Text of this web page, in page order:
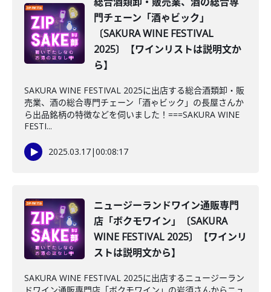
門チェーン「酒ゃビック」
〔SAKURA WINE FESTIVAL
2025〕【ワインリストは説明文か
ら】
SAKURA WINE FESTIVAL 2025に出店する総合酒類卸・販
売業、酒の総合専門チェーン「酒ゃビック」の長屋さんか
ら出品銘柄の特徴などを伺いました！===SAKURA WINE
FESTI...
2025.03.17|00:08:17
ニュージーランドワイン通販専門
店「ボクモワイン」〔SAKURA
WINE FESTIVAL 2025〕【ワインリ
ストは説明文から】
SAKURA WINE FESTIVAL 2025に出店するニュージーラン